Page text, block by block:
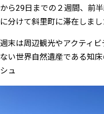
から29日までの２週間、前
に分けて斜里町に滞在しまし
週末は周辺観光やアクティ
ない世界自然遺産である知
シュ